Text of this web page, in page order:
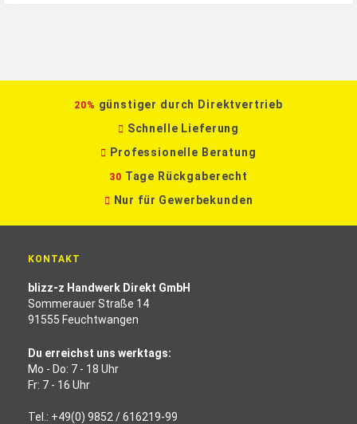
20% günstiger durch Direktvertrieb
Schnelle Lieferung
Professionelle Beratung
30 Tage Rückgaberecht
Nur für Gewerbekunden
KONTAKT
blizz-z Handwerk Direkt GmbH
Sommerauer Straße 14
91555 Feuchtwangen
Du erreichst uns werktags:
Mo - Do: 7 - 18 Uhr
Fr: 7 - 16 Uhr
Tel.: +49(0) 9852 / 616219-99